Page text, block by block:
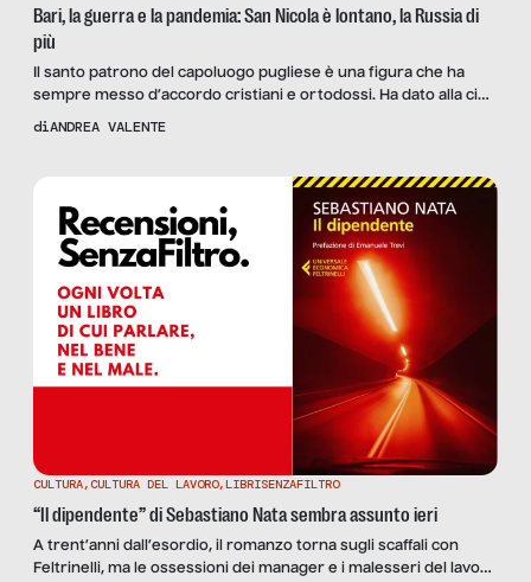
Bari, la guerra e la pandemia: San Nicola è lontano, la Russia di
più
Il santo patrono del capoluogo pugliese è una figura che ha
sempre messo d’accordo cristiani e ortodossi. Ha dato alla città
un ruolo ponte nei confronti dell’Est, e soprattutto della Russia.
diANDREA VALENTE
CULTURA,CULTURA DEL LAVORO,LIBRISENZAFILTRO
“Il dipendente” di Sebastiano Nata sembra assunto ieri
A trent’anni dall’esordio, il romanzo torna sugli scaffali con
Feltrinelli, ma le ossessioni dei manager e i malesseri del lavoro